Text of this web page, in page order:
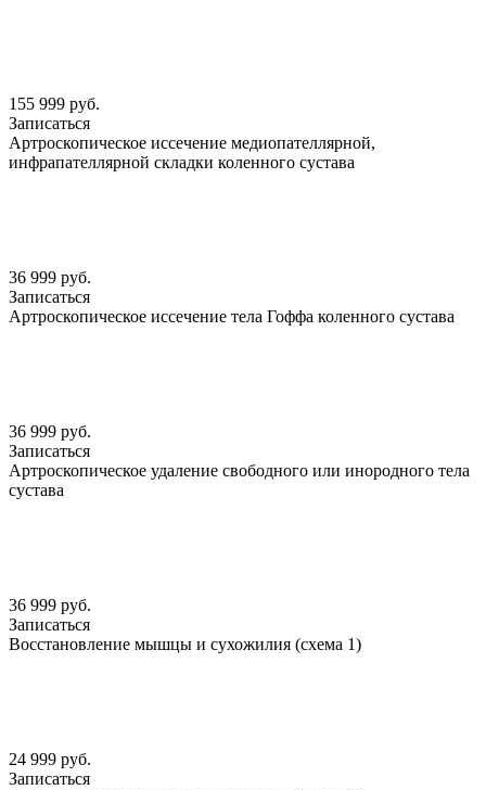
155 999 руб.
Записаться
Артроскопическое иссечение медиопателлярной,
инфрапателлярной складки коленного сустава
36 999 руб.
Записаться
Артроскопическое иссечение тела Гоффа коленного сустава
36 999 руб.
Записаться
Артроскопическое удаление свободного или инородного тела
сустава
36 999 руб.
Записаться
Восстановление мышцы и сухожилия (схема 1)
24 999 руб.
Записаться